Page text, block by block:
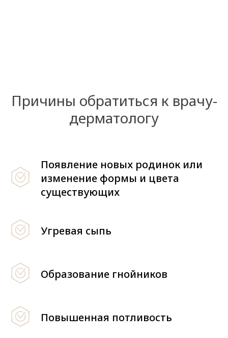
Причины обратиться к врачу-
дерматологу
Появление новых родинок или
изменение формы и цвета
существующих
Угревая сыпь
Образование гнойников
Повышенная потливость